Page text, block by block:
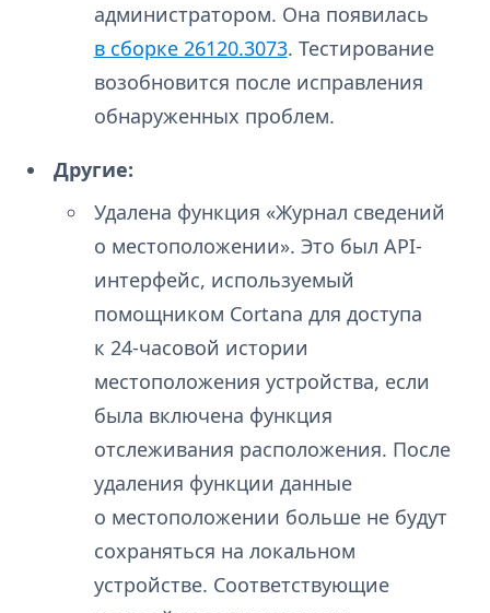
администратором. Она появилась
в сборке 26120.3073. Тестирование
возобновится после исправления
обнаруженных проблем.
Другие:
Удалена функция «Журнал сведений
о местоположении». Это был API-
интерфейс, используемый
помощником Cortana для доступа
к 24-часовой истории
местоположения устройства, если
была включена функция
отслеживания расположения. После
удаления функции данные
о местоположении больше не будут
сохраняться на локальном
устройстве. Соответствующие